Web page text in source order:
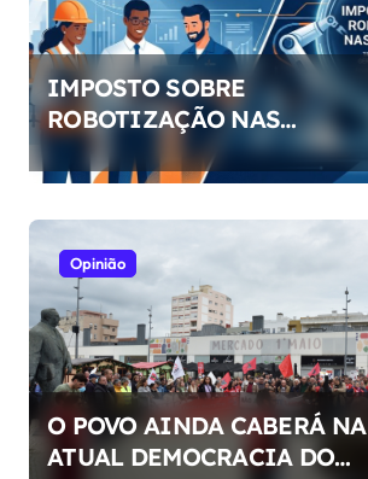
IMPOSTO SOBRE
ROBOTIZAÇÃO NAS
EMPRESAS
Opinião
O POVO AINDA CABERÁ NA
ATUAL DEMOCRACIA DO